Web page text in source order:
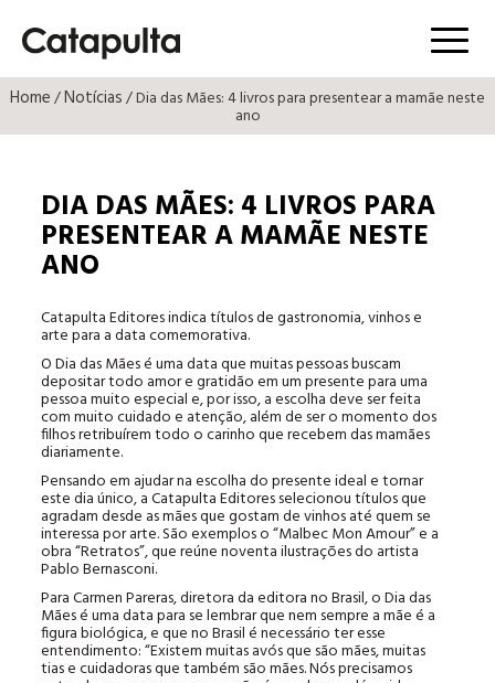
Menú
Home/Notícias/ Dia das Mães: 4 livros para presentear a mamãe neste
ano
DIA DAS MÃES: 4 LIVROS PARA
PRESENTEAR A MAMÃE NESTE
ANO
Catapulta Editores indica títulos de gastronomia, vinhos e
arte para a data comemorativa.
O Dia das Mães é uma data que muitas pessoas buscam
depositar todo amor e gratidão em um presente para uma
pessoa muito especial e, por isso, a escolha deve ser feita
com muito cuidado e atenção, além de ser o momento dos
filhos retribuírem todo o carinho que recebem das mamães
diariamente.
Pensando em ajudar na escolha do presente ideal e tornar
este dia único, a Catapulta Editores selecionou títulos que
agradam desde as mães que gostam de vinhos até quem se
interessa por arte. São exemplos o “Malbec Mon Amour” e a
obra “Retratos”, que reúne noventa ilustrações do artista
Pablo Bernasconi.
Para Carmen Pareras, diretora da editora no Brasil, o Dia das
Mães é uma data para se lembrar que nem sempre a mãe é a
figura biológica, e que no Brasil é necessário ter esse
entendimento: “Existem muitas avós que são mães, muitas
tias e cuidadoras que também são mães. Nós precisamos